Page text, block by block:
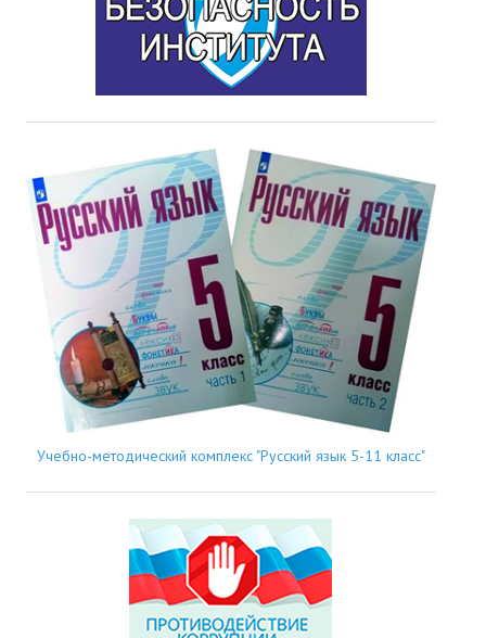
Учебно-методический комплекс "Русский язык 5-11 класс"